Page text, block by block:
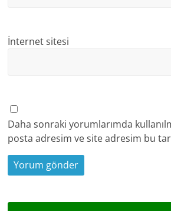
İnternet sitesi
Daha sonraki yorumlarımda
posta adresim ve site adresim bu